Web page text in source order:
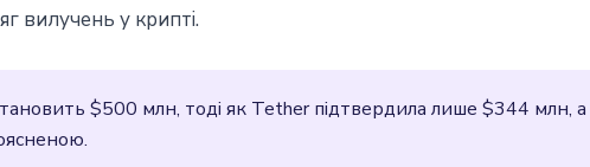
вилучень у крипті.
$500 млн, тоді як Tether підтвердила лише $344 млн, а